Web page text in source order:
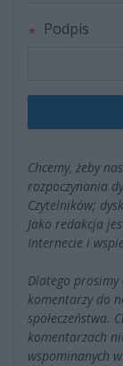
Podpis
Chcemy, żeby
rozpoczynania
Czytelników;
Jako redakcja
Internecie i
Dlatego prosimy
komentarzy do
społeczeństwa.
komentarzach
wspominanych